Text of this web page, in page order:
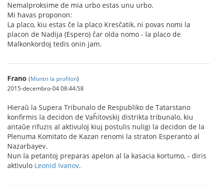
Nemalproksime de mia urbo estas unu urbo.
Mi havas proponon:
La placo, kiu estas ĉe la placo Kresĉatik, ni povas nomi la
placon de Nadija (Espero) ĉar olda nomo - la placo de
Malkonkordoj tedis onin jam.
Frano (Montri la profilon)
2015-decembro-04 08:44:58
Hieraŭ la Supera Tribunalo de Respubliko de Tatarstano
konfirmis la decidon de Vaĥitovskij distrikta tribunalo, kiu
antaŭe rifuzis al aktivuloj kiuj postulis nuligi la decidon de la
Plenuma Komitato de Kazan renomi la straton Esperanto al
Nazarbayev.
Nun la petantoj preparas apelon al la kasacia kortumo, - diris
aktivulo Leonid Ivanov.